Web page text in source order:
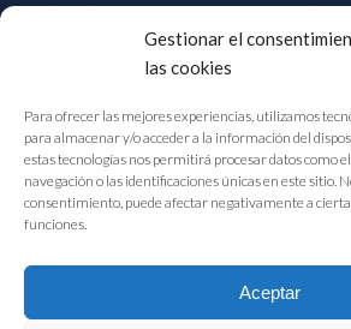
Gestionar el
las cookies
Para ofrecer las mejores experiencias, utilizamos
para almacenar y/o acceder a la información del
estas tecnologías nos permitirá procesar datos como
navegación o las identificaciones únicas en este sitio.
consentimiento, puede afectar negativamente a
funciones.
Aceptar